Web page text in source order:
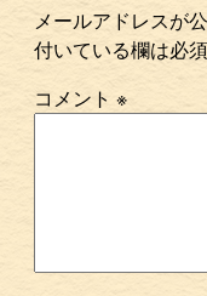
メールアドレスが
付いている欄は必
コメント※